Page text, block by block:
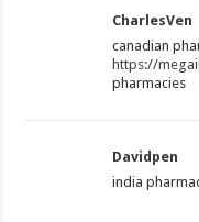
CharlesVen
canadian
https://
pharmacies
Davidpen
india